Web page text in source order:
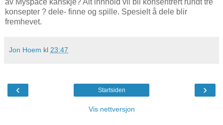
konsepter ? dele- finne og spille. Spesielt å dele blir
fremhevet.
Jon Hoem kl 23:47
‹ ›
Startsiden
Vis nettversjon